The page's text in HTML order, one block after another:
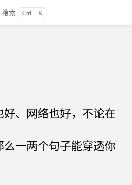
搜索 Ctrl + K
、网络也好，不论在
一两个句子能穿透你